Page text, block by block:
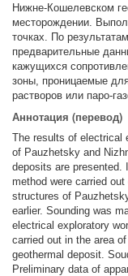
Нижне-Кошелевском
месторождении.
точках. По
предварительные
кажущихся
зоны, проницаемые
растворов или паро-
Аннотация (перевод)
The results of electrical
of Pauzhetsky and
deposits are presented.
method were carried
structures of
earlier. Sounding was
electrical exploratory
carried out in the area
geothermal deposit.
Preliminary data of